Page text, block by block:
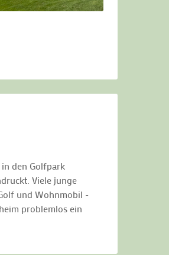
den Golfpark
Viele junge
und Wohnmobil -
problemlos ein